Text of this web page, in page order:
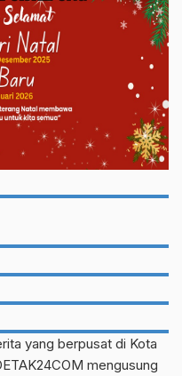
yang berpusat di Kota
mengusung